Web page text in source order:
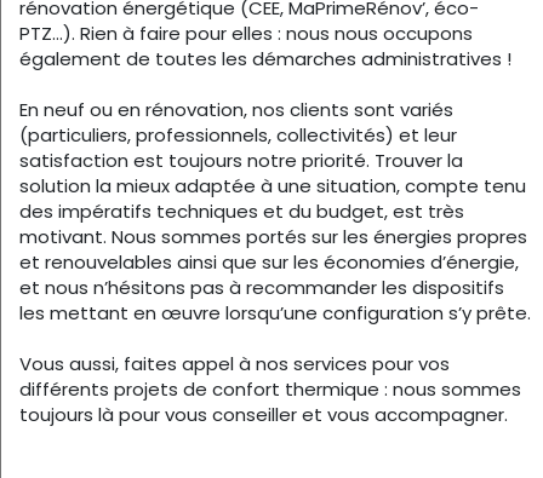
rénovation énergétique (CEE, MaPrimeRénov’, éco-
PTZ…). Rien à faire pour elles : nous nous occupons
également de toutes les démarches administratives !
En neuf ou en rénovation, nos clients sont variés
(particuliers, professionnels, collectivités) et leur
satisfaction est toujours notre priorité. Trouver la
solution la mieux adaptée à une situation, compte tenu
des impératifs techniques et du budget, est très
motivant. Nous sommes portés sur les énergies propres
et renouvelables ainsi que sur les économies d’énergie,
et nous n’hésitons pas à recommander les dispositifs
les mettant en œuvre lorsqu’une configuration s’y prête.
Vous aussi, faites appel à nos services pour vos
différents projets de confort thermique : nous sommes
toujours là pour vous conseiller et vous accompagner.